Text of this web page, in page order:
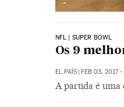
NFL | SUPER BOWL
Os 9
EL PAÍS | FEB 03, 2017 -
A partida é uma